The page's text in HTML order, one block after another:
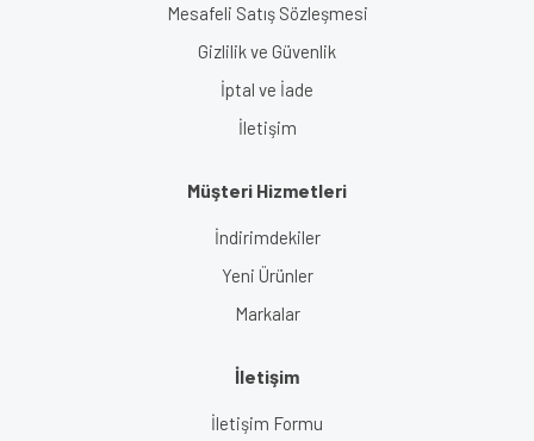
Mesafeli Satış Sözleşmesi
Gizlilik ve Güvenlik
İptal ve İade
İletişim
Müşteri Hizmetleri
İndirimdekiler
Yeni Ürünler
Markalar
İletişim
İletişim Formu